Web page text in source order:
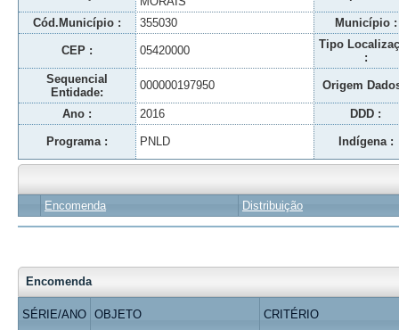
Cód.Município : 355030 Município :
CEP : 05420000
Tipo
:
Sequencial
Entidade:
000000197950 Origem
Ano : 2016 DDD :
Programa : PNLD Indígena :
Encomenda Distribuição
Encomenda
SÉRIE/ANO OBJETO CRITÉRIO